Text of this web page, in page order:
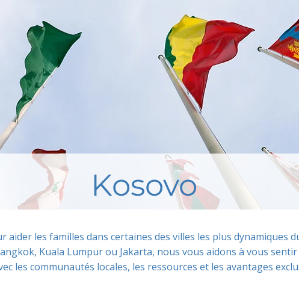
Kosovo
aider les familles dans certaines des villes les plus dynamiques
Kuala Lumpur ou Jakarta, nous vous aidons à vous
les communautés locales, les ressources et les avantages